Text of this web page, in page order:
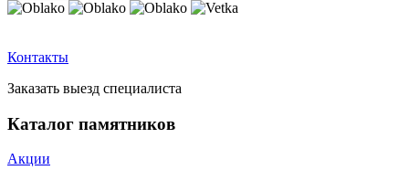
Контакты
Заказать выезд специалиста
Каталог памятников
Акции